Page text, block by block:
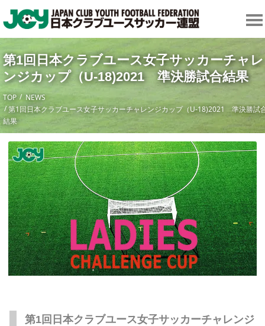
第1回日本クラブユース女子サッカーチャレ
ンジカップ（U-18)2021 準決勝試合結果
TOP
NEWS
第1回日本クラブユース女子サッカーチャレンジカップ（U-18)2021 準決勝試
結果
第1回日本クラブユース女子サッカーチャレンジ